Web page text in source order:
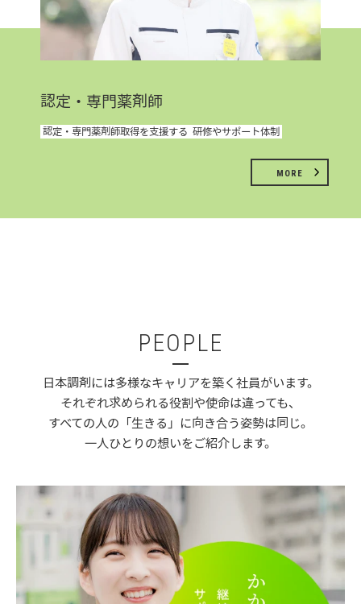
認定・専門薬剤師
認定・専門薬剤師取得を支援する 研修やサポート体制
MORE
PEOPLE
日本調剤には多様なキャリアを築く社員がいます。
それぞれ求められる役割や使命は違っても、
すべての人の「生きる」に向き合う姿勢は同じ。
一人ひとりの想いをご紹介します。